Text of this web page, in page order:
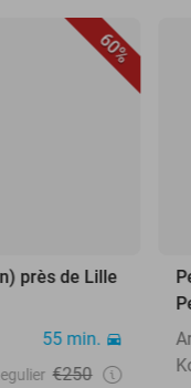
60%
près de Lille
55 min.
€250